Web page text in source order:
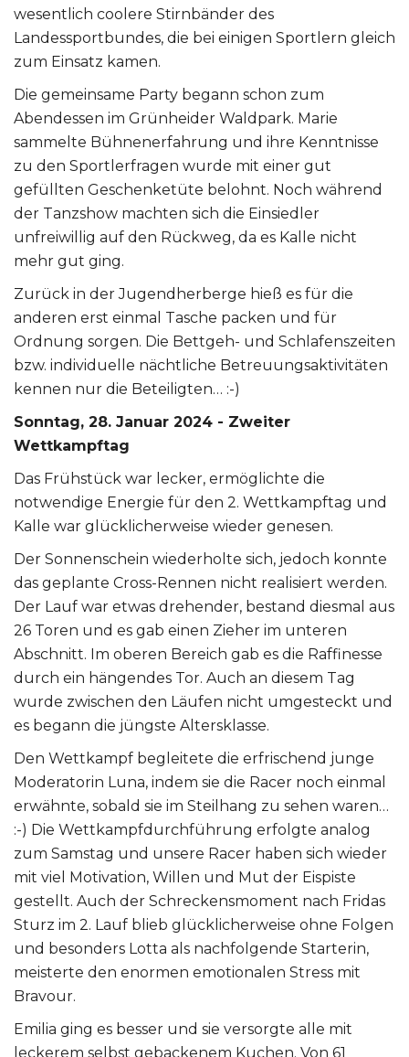
wesentlich coolere Stirnbänder des
Landessportbundes, die bei einigen Sportlern gleich
zum Einsatz kamen.
Die gemeinsame Party begann schon zum
Abendessen im Grünheider Waldpark. Marie
sammelte Bühnenerfahrung und ihre Kenntnisse
zu den Sportlerfragen wurde mit einer gut
gefüllten Geschenketüte belohnt. Noch während
der Tanzshow machten sich die Einsiedler
unfreiwillig auf den Rückweg, da es Kalle nicht
mehr gut ging.
Zurück in der Jugendherberge hieß es für die
anderen erst einmal Tasche packen und für
Ordnung sorgen. Die Bettgeh- und Schlafenszeiten
bzw. individuelle nächtliche Betreuungsaktivitäten
kennen nur die Beteiligten… :-)
Sonntag, 28. Januar 2024 - Zweiter
Wettkampftag
Das Frühstück war lecker, ermöglichte die
notwendige Energie für den 2. Wettkampftag und
Kalle war glücklicherweise wieder genesen.
Der Sonnenschein wiederholte sich, jedoch konnte
das geplante Cross-Rennen nicht realisiert werden.
Der Lauf war etwas drehender, bestand diesmal aus
26 Toren und es gab einen Zieher im unteren
Abschnitt. Im oberen Bereich gab es die Raffinesse
durch ein hängendes Tor. Auch an diesem Tag
wurde zwischen den Läufen nicht umgesteckt und
es begann die jüngste Altersklasse.
Den Wettkampf begleitete die erfrischend junge
Moderatorin Luna, indem sie die Racer noch einmal
erwähnte, sobald sie im Steilhang zu sehen waren…
:-) Die Wettkampfdurchführung erfolgte analog
zum Samstag und unsere Racer haben sich wieder
mit viel Motivation, Willen und Mut der Eispiste
gestellt. Auch der Schreckensmoment nach Fridas
Sturz im 2. Lauf blieb glücklicherweise ohne Folgen
und besonders Lotta als nachfolgende Starterin,
meisterte den enormen emotionalen Stress mit
Bravour.
Emilia ging es besser und sie versorgte alle mit
leckerem selbst gebackenem Kuchen. Von 61